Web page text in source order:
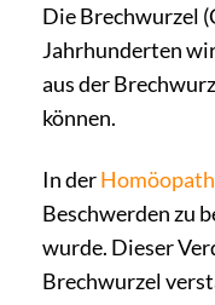
Die Brechwurzel
Jahrhunderten
aus der
können.
In der
Beschwerden zu
wurde. Dieser
Brechwurzel